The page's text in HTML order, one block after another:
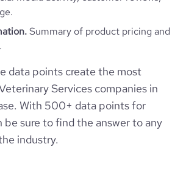
Summary of product pricing and
data points create the most
Services companies in
With 500+ data points for
be sure to find the answer to any
industry.